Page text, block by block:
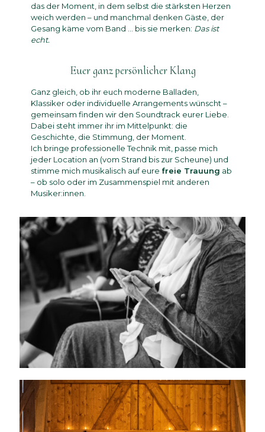
das der Moment, in dem selbst die stärksten Herzen
weich werden – und manchmal denken Gäste, der
Gesang käme vom Band … bis sie merken: Das ist
echt.
Euer ganz persönlicher Klang
Ganz gleich, ob ihr euch moderne Balladen,
Klassiker oder individuelle Arrangements wünscht –
gemeinsam finden wir den Soundtrack eurer Liebe.
Dabei steht immer ihr im Mittelpunkt: die
Geschichte, die Stimmung, der Moment.
Ich bringe professionelle Technik mit, passe mich
jeder Location an (vom Strand bis zur Scheune) und
stimme mich musikalisch auf eure freie Trauung ab
– ob solo oder im Zusammenspiel mit anderen
Musiker:innen.